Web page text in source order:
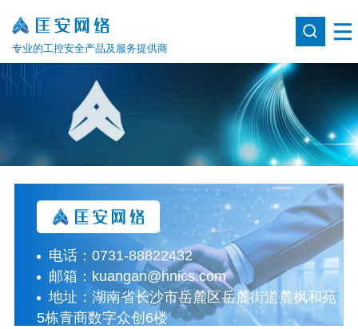
专业的工控安全产品及服务提供商
电话：0731-88822432
邮箱：kuangan@hnics.com
地址：湖南省长沙市岳麓区岳麓街道麓枫和苑
5栋青商数字众创6楼